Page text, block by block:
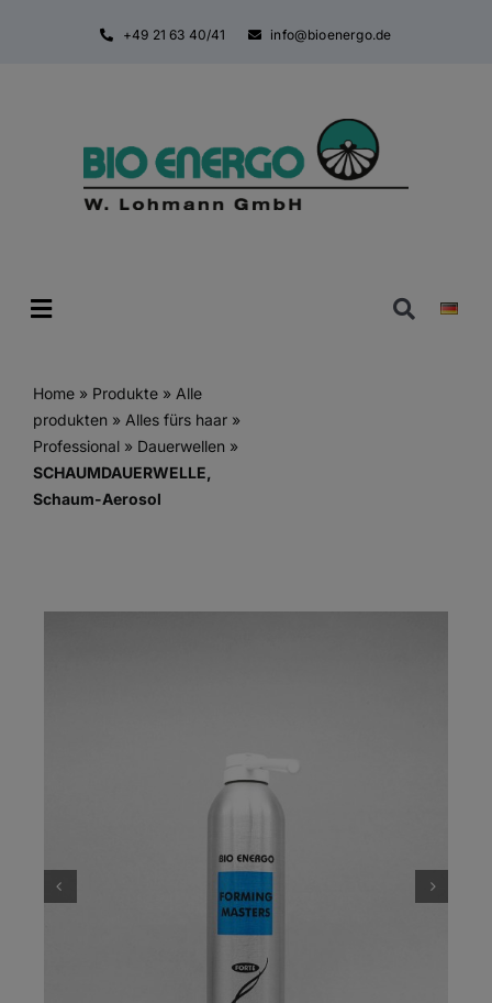
+49 21 63 40/41 info@bioenergo.de
Toggle
Home» Produkte» Alle
produkten » Alles fürs haar»
Professional» Dauerwellen »
SCHAUMDAUERWELLE,
Schaum-Aerosol